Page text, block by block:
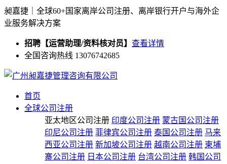
昶嘉捷｜全球60+国家离岸公司注册、离岸银行开户与海外企
业服务解决方案
招聘【运营助理/资料核对员】 查看详情
全国咨询热线 13076742685
首页
全球公司注册
亚太地区公司注册 印度公司注册 蒙古国公司注册
印尼公司注册 菲律宾公司注册 泰国公司注册 马来
西亚公司注册 新加坡公司注册 越南公司注册 柬埔
寨公司注册 日本公司注册 台湾公司注册 韩国公司